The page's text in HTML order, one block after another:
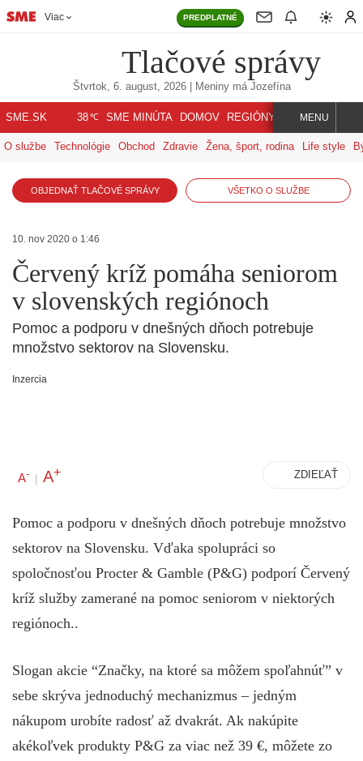
Viac PREDPLATNÉ
Tlačové správy
Štvrtok, 6. august, 2026| Meniny má Jozefína
SME.SK 38℃ SME MINÚTA DOMOV REGIÓNY INDEX SVET
MENU
O službe Technológie Obchod Zdravie Žena, šport, rodina Life style
OBJEDNAŤ TLAČOVÉ SPRÁVY VŠETKO O SLUŽBE
10. nov 2020 o 1:46
Červený kríž pomáha seniorom
v slovenských regiónoch
Pomoc a podporu v dnešných dňoch potrebuje
množstvo sektorov na Slovensku.
Inzercia
A- | A+ ZDIEĽAŤ
Pomoc a podporu v dnešných dňoch potrebuje množstvo
sektorov na Slovensku. Vďaka spolupráci so
spoločnosťou Procter & Gamble (P&G) podporí Červený
kríž služby zamerané na pomoc seniorom v niektorých
regiónoch..
Slogan akcie “Značky, na ktoré sa môžem spoľahnúť” v
sebe skrýva jednoduchý mechanizmus – jedným
nákupom urobíte radosť až dvakrát. Ak nakúpite
akékoľvek produkty P&G za viac než 39 €, môžete zo